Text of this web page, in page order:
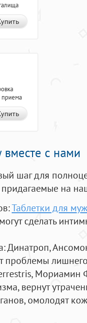
приема
вместе с нами
шаг для
на
Таблетки для
сделать
: Динатроп,
проблемы
Мориамин
вернут
омолодят